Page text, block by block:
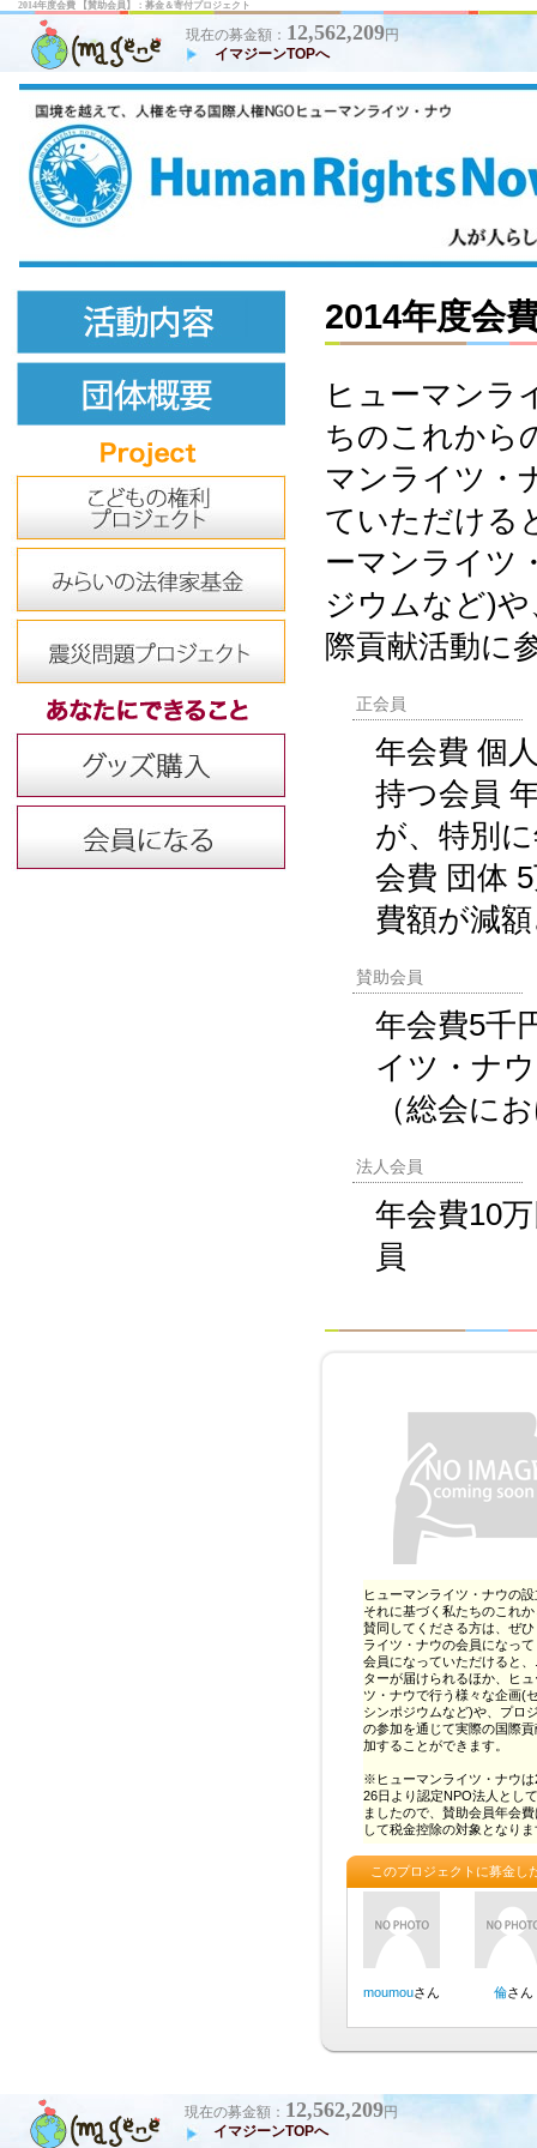
2014年度会費 【賛助会員】：募金＆寄付プロジェクト
現在の募金額： 12,562,209円
イマジーンTOPへ
2014年度会
ヒューマンラ
ちのこれから
マンライツ・
ていただける
ーマンライツ
ジウムなど)
際貢献活動に
正会員
年会費 個
持つ会員
が、特別
会費 団体
費額が減
賛助会員
年会費5千
イツ・ナ
（総会に
法人会員
年会費10
員
現在の募金額： 12,562,209円
イマジーンTOPへ